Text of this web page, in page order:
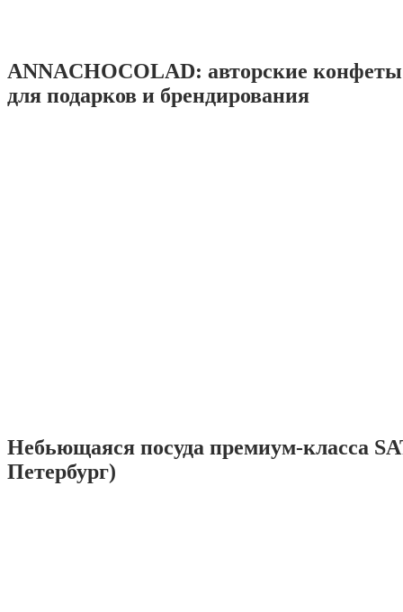
ANNACHOCOLAD: авторские
для подарков и брендирования
Небьющаяся посуда премиум-класса
Петербург)